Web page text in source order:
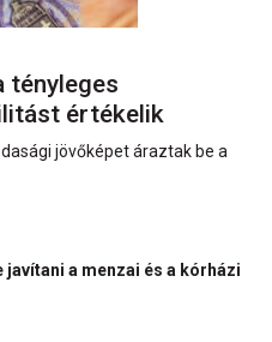
tényleges
értékelik
jövőképet áraztak be a
a menzai és a kórházi